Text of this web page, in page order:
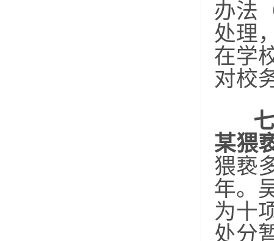
办法
处理
在学
对校
某猥
猥亵
年。
为十
处分